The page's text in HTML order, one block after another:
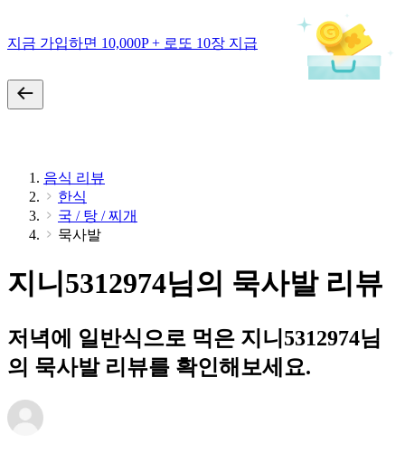
지금 가입하면 10,000P + 로또 10장 지급
음식 리뷰
한식
국 / 탕 / 찌개
묵사발
지니5312974님의 묵사발 리뷰
저녁에 일반식으로 먹은 지니5312974님
의 묵사발 리뷰를 확인해보세요.